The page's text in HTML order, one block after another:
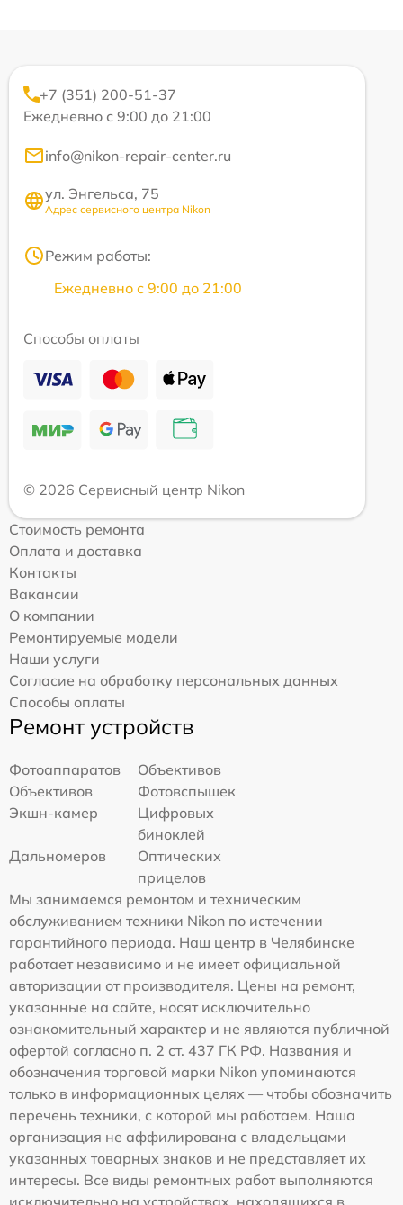
+7 (351) 200-51-37
Ежедневно с 9:00 до 21:00
info@nikon-repair-center.ru
ул. Энгельса, 75
Адрес сервисного центра Nikon
Режим работы:
Ежедневно с 9:00 до 21:00
Способы оплаты
© 2026 Сервисный центр Nikon
Стоимость ремонта
Оплата и доставка
Контакты
Вакансии
О компании
Ремонтируемые модели
Наши услуги
Согласие на обработку персональных данных
Способы оплаты
Ремонт устройств
Фотоаппаратов
Объективов
Объективов
Фотовспышек
Экшн-камер
Цифровых
биноклей
Дальномеров
Оптических
прицелов
Мы занимаемся ремонтом и техническим
обслуживанием техники Nikon по истечении
гарантийного периода. Наш центр в Челябинске
работает независимо и не имеет официальной
авторизации от производителя. Цены на ремонт,
указанные на сайте, носят исключительно
ознакомительный характер и не являются публичной
офертой согласно п. 2 ст. 437 ГК РФ. Названия и
обозначения торговой марки Nikon упоминаются
только в информационных целях — чтобы обозначить
перечень техники, с которой мы работаем. Наша
организация не аффилирована с владельцами
указанных товарных знаков и не представляет их
интересы. Все виды ремонтных работ выполняются